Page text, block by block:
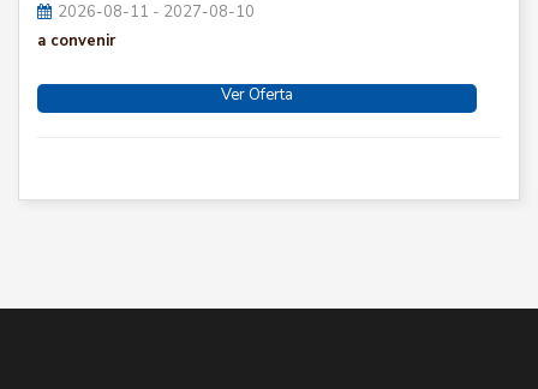
2026-08-11 - 2027-08-10
a convenir
Ver Oferta